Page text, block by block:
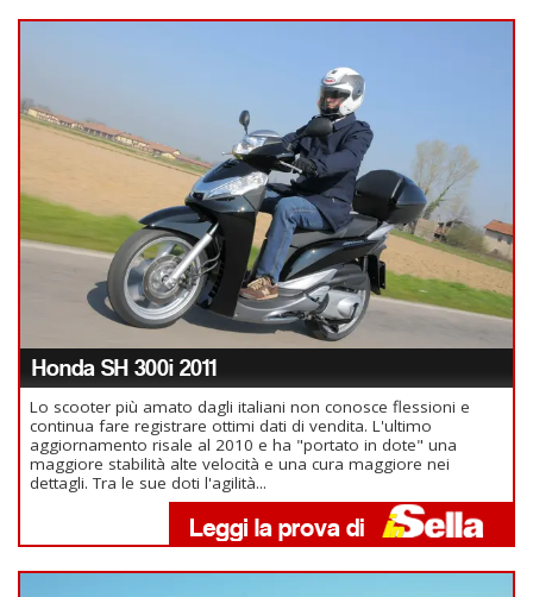
Honda SH 300i 2011
Lo scooter più amato dagli italiani non conosce flessioni e
continua fare registrare ottimi dati di vendita. L'ultimo
aggiornamento risale al 2010 e ha "portato in dote" una
maggiore stabilità alte velocità e una cura maggiore nei
dettagli. Tra le sue doti l'agilità...